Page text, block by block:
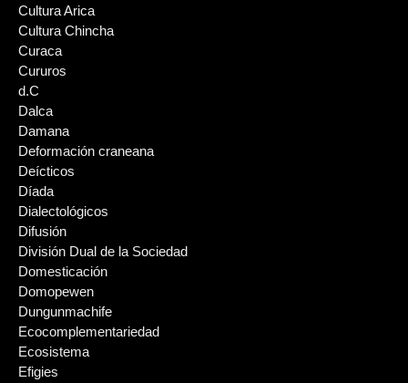
Cultura Arica
Cultura Chincha
Curaca
Cururos
d.C
Dalca
Damana
Deformación craneana
Deícticos
Díada
Dialectológicos
Difusión
División Dual de la Sociedad
Domesticación
Domopewen
Dungunmachife
Ecocomplementariedad
Ecosistema
Efigies